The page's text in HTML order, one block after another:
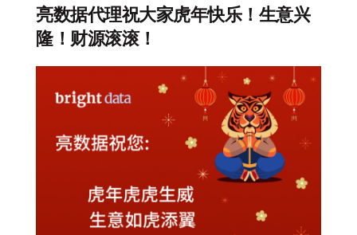
亮数据代理祝大家虎年快乐！生意兴
隆！财源滚滚！